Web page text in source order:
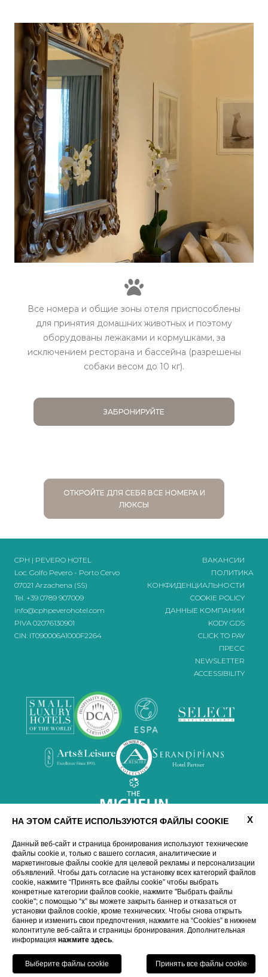
Все номера и общие зоны отеля приспособлены
для принятия домашних животных и поэтому
оборудованы лежаками и кормушками, за
исключением ресторана и бассейна (разрешены
собаки весом до 10 кг).
ЗАБРОНИРУЙТЕ
ОТКРОЙТЕ ДЛЯ СЕБЯ ВСЕ НОМЕРА И
ЛЮКСЫ
CPH | PEVERO HOTEL
Loc. Golfo Pevero - Porto Cervo
07021 Arzachena (SS)
Tel. +39 0789 907009
info@cphpeverohotel.com
PIVA 02076130901
CIN: IT090006A1000F2264
ВАКАНСИИ
ПОЛИТИКА
КОНФИДЕНЦИАЛЬНОСТИ
COOKIE POLICY
ДАННЫЕ КОМПАНИИ
KODY GDS
CLICK TO PAY
ПРЕСС
NEWSLETTER
ACCESSIBILITY
WEBSITE BY BLASTNESS
ЗАБРОНИРУЙТЕ
X
НА ЭТОМ САЙТЕ ИСПОЛЬЗУЮТСЯ ФАЙЛЫ COOKIE
Данный веб-сайт и страница бронирования используют технические
файлы cookie и, только с вашего согласия, аналитические и
маркетинговые файлы cookie для целевой рекламы и персонализации
объявлений. Чтобы дать согласие на установку всех категорий файлов
cookie, нажмите “Принять все файлы cookie” чтобы выбрать
конкретные категории файлов cookie, нажмите "Выбрать файлы
cookie"; с помощью “x” вы можете закрыть баннер и отказаться от
установки файлов cookie, кроме технических. Чтобы снова открыть
баннер и изменить свои предпочтения, нажмите на “Cookies” в нижнем
колонтитуле веб-сайта и страницы бронирования. Дополнительная
информация нажмите здесь.